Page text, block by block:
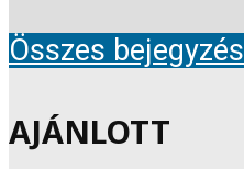
Összes bejegyzés
AJÁNLOTT